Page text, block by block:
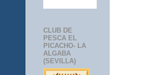
CLUB DE
PESCA EL
PICACHO- LA
ALGABA
(SEVILLA)